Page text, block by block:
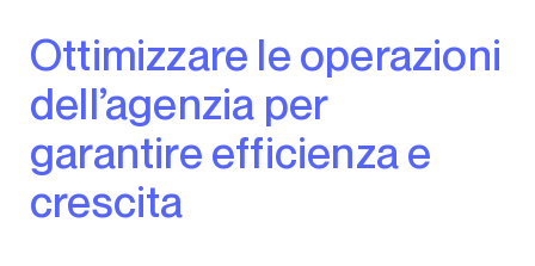
Ottimizzare le operazioni
dell’agenzia per
garantire efficienza e
crescita